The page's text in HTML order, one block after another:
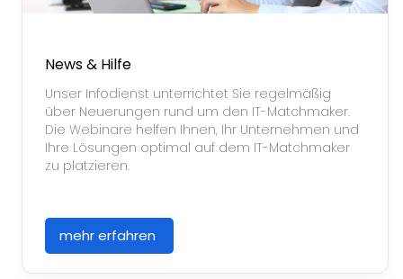
News & Hilfe
Unser Infodienst unterrichtet Sie regelmäßig
über Neuerungen rund um den IT-Matchmaker.
Die Webinare helfen Ihnen, Ihr Unternehmen und
Ihre Lösungen optimal auf dem IT-Matchmaker
zu platzieren.
mehr erfahren